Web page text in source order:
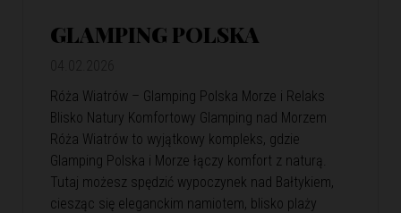
GLAMPING POLSKA
Róża Wiatrów – Glamping Polska Morze i Relaks
Blisko Natury Komfortowy Glamping nad Morzem
Róża Wiatrów to wyjątkowy kompleks, gdzie
Glamping Polska i Morze łączy komfort z naturą.
Tutaj możesz spędzić wypoczynek nad Bałtykiem,
ciesząc się eleganckim namiotem, blisko plaży